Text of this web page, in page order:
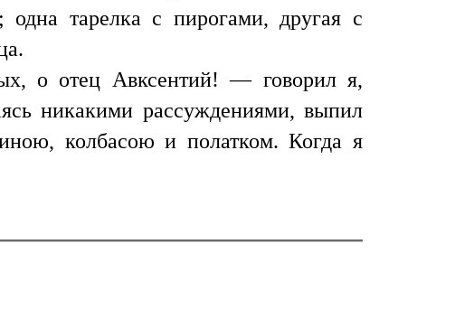
тарелка с пирогами, другая с
о отец Авксентий! — говорил я,
никакими рассуждениями, выпил
колбасою и полатком. Когда я